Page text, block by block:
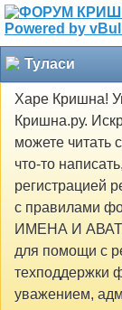
Туласи
Харе Кришна!
Кришна.ру.
можете читать
что-то
регистрацией
с правилами
ИМЕНА И
для помощи с
техподдержки
уважением,